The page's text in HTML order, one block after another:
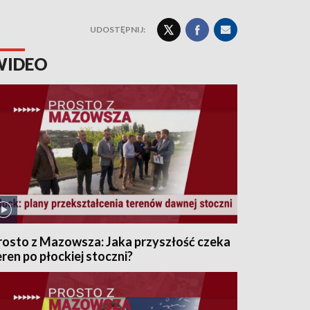
UDOSTĘPNIJ:
z Mazowsza: Jaka przyszłość czeka
po płockiej stoczni?